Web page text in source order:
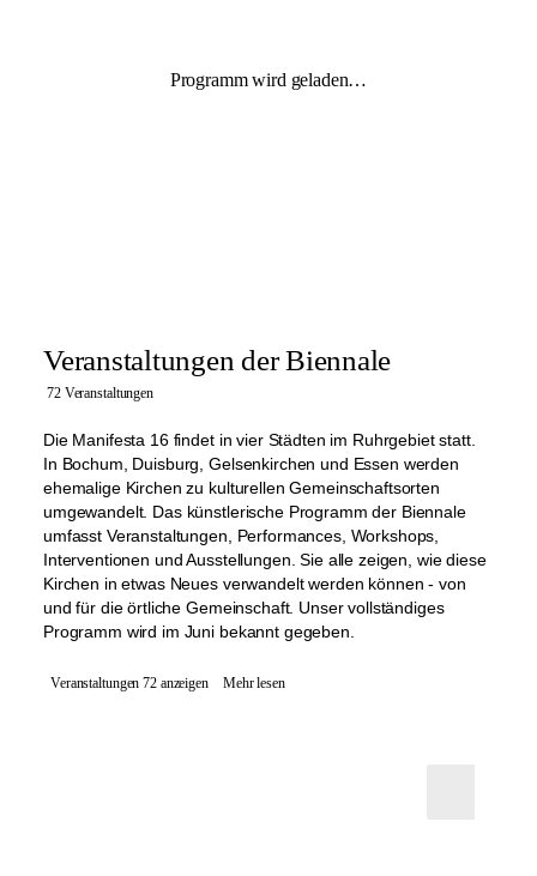
Programm wird geladen…
Veranstaltungen der Biennale
72 Veranstaltungen
Die Manifesta 16 findet in vier Städten im Ruhrgebiet statt.
In Bochum, Duisburg, Gelsenkirchen und Essen werden
ehemalige Kirchen zu kulturellen Gemeinschaftsorten
umgewandelt. Das künstlerische Programm der Biennale
umfasst Veranstaltungen, Performances, Workshops,
Interventionen und Ausstellungen. Sie alle zeigen, wie diese
Kirchen in etwas Neues verwandelt werden können - von
und für die örtliche Gemeinschaft. Unser vollständiges
Programm wird im Juni bekannt gegeben.
Veranstaltungen 72 anzeigen Mehr lesen